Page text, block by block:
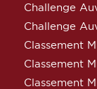
Challenge
Challenge
Classement
Classement
Classement